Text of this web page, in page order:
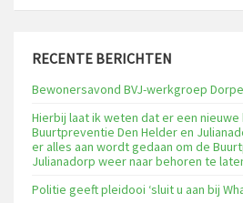
RECENTE BERICHTEN
Bewonersavond BVJ-werkgroep
Hierbij laat ik weten dat er een
Buurtpreventie Den Helder en
er alles aan wordt gedaan om de
Julianadorp weer naar behoren te
Politie geeft pleidooi ‘sluit u aan bij